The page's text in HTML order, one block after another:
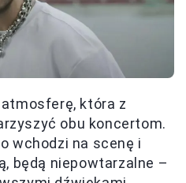
która z
obu koncertom.
wchodzi na scenę i
będą niepowtarzalne –